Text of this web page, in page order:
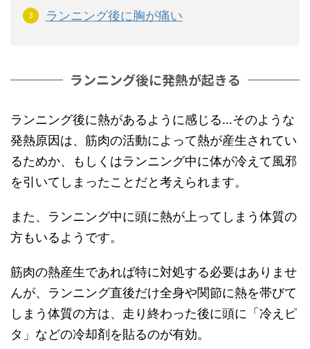
ランニング後に胸が痛い
ランニング後に発熱が起きる
ランニング後に熱があるように感じる…そのような
発熱原因は、筋肉の活動によって熱が産生されてい
るためか、もしくはランニング中に体が冷えて風邪
を引いてしまったことだと考えられます。
また、ランニング中に頭に熱が上ってしまう体質の
方もいるようです。
筋肉の熱産生であれば特に対処する必要はありませ
んが、ランニング直後だけ全身や関節に熱を帯びて
しまう体質の方は、走り終わった後に頭に「冷えピ
タ」などの冷却剤を貼るのが有効。